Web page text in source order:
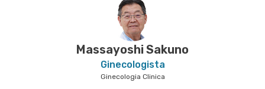
Avenida Joao Barreto de Menezes nr. 677 - Vila
Santa Catarina, Sao Paulo - SP
Massayoshi Sakuno
Ginecologista
Ginecologia Clinica